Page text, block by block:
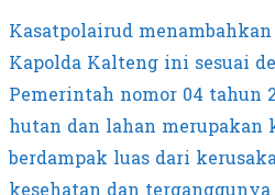
Kasatpolairud
Kapolda Kalteng ini sesuai
Pemerintah nomor 04 tahun
hutan dan lahan merupakan
berdampak luas dari